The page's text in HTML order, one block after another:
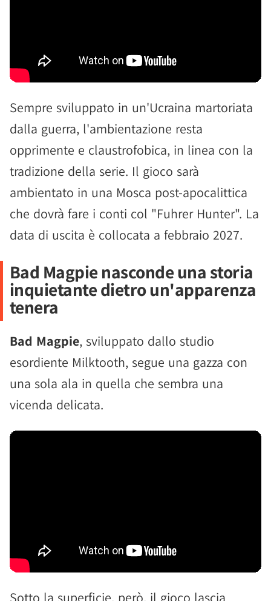
Sempre sviluppato in un'Ucraina martoriata
dalla guerra, l'ambientazione resta
opprimente e claustrofobica, in linea con la
tradizione della serie. Il gioco sarà
ambientato in una Mosca post-apocalittica
che dovrà fare i conti col "Fuhrer Hunter". La
data di uscita è collocata a febbraio 2027.
Bad Magpie nasconde una storia
inquietante dietro un'apparenza
tenera
Bad Magpie, sviluppato dallo studio
esordiente Milktooth, segue una gazza con
una sola ala in quella che sembra una
vicenda delicata.
Sotto la superficie, però, il gioco lascia